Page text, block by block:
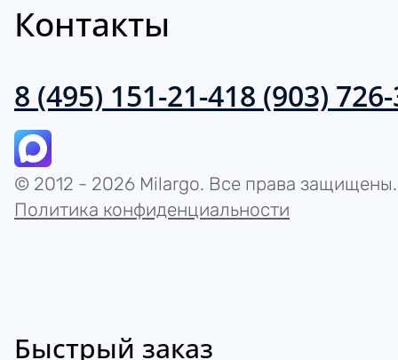
Контакты
8 (495) 151-21-418 (903)
© 2012 - 2026 Milargo. Все права защищены.
Политика конфиденциальности
Быстрый заказ